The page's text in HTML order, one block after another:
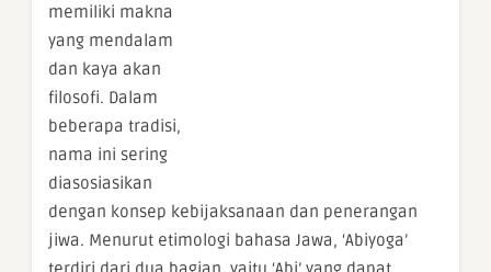
memiliki makna
yang mendalam
dan kaya akan
filosofi. Dalam
beberapa tradisi,
nama ini sering
diasosiasikan
dengan konsep kebijaksanaan dan penerangan
jiwa. Menurut etimologi bahasa Jawa, ‘Abiyoga’